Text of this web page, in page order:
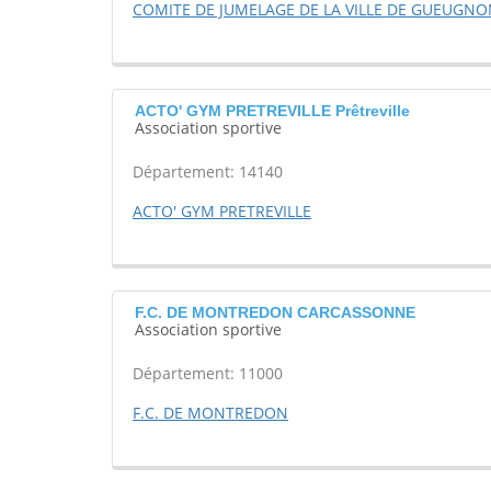
COMITE DE JUMELAGE DE LA VILLE DE
ACTO' GYM PRETREVILLE Prêtreville
Association sportive
Département: 14140
ACTO' GYM PRETREVILLE
F.C. DE MONTREDON CARCASSONNE
Association sportive
Département: 11000
F.C. DE MONTREDON